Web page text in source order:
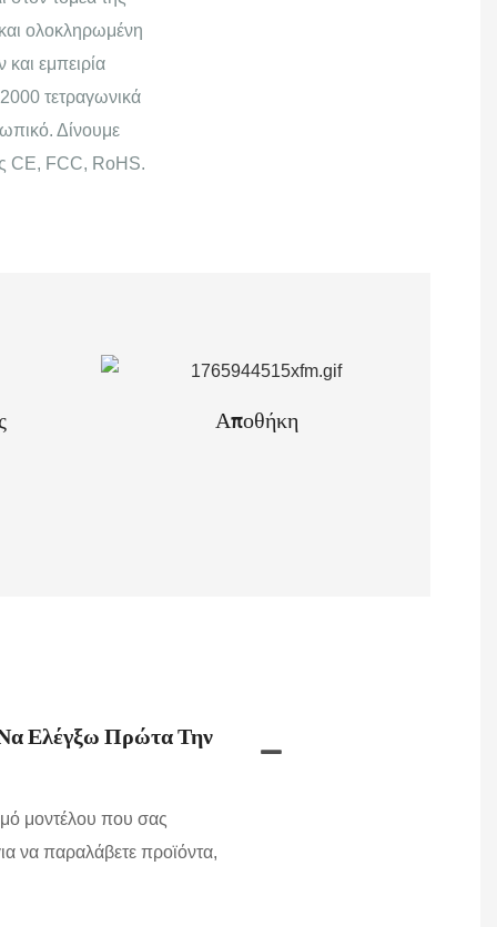
ολοκληρωμένη
εμπειρία
τετραγωνικά
Δίνουμε
CE, FCC, RoHS.
Αποθήκη
Ελέγξω Πρώτα Την
μοντέλου που σας
να παραλάβετε προϊόντα,